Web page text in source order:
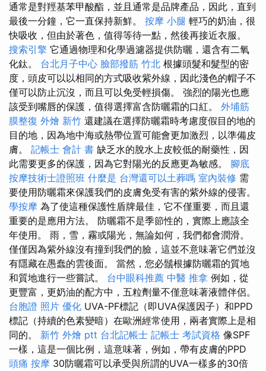
通常是對羥基苯甲酸酯，並且通常是品牌產品，因此，直到
最後一分鐘，它一直保持新鮮。 按摩 小腿 輕巧的奶油，很
快吸收，但由於著色，值得等待一點，然後再接近衣服。
搜索引擎 它通過物理和化學過濾器提供防曬，還含有二氧
化鈦。 台北月子中心 臉部撥筋 竹北 根據頭髮和髮型的密
度，頭皮可以以相同的方式吸收紫外線，因此淺色的帽子不
僅可以防止沉沒，而且可以免受輕損傷。 強烈的陽光也應
該受到嘴唇的保護，值得選擇富含防曬霜的口紅。 外埔筋
膜整復 外燴 新竹 還建議在選擇防曬霜時考慮度假目的地的
目的地，因為地中海或熱帶位置可能會更加激烈，以準備皮
膚。 記帳士 會計 書 缺乏水的脫水上皮較低的耐藥性，因
此需要更多的保護，因為它對陽光的反應更為敏感。 腳底
按摩技術士證照班 什麼是 台灣還可以土葬嗎 室內裝修 需
要使用防曬霜來保護我們的皮膚免受有害的紫外線的侵害。
學按摩 為了使這種保護性盾牌最佳，它不僅重要，而且還
重要的是應用方法。 防曬霜不是季節性的，實際上應該全
年使用。 雨，雪，霧或陽光，無論如何，我們都會潤滑。
僅僅因為紫外線沒有撞到我們的臉，這並不意味著它們並沒
有隱藏在愚蠢的雲後面。 當然，您必鬚根據防曬霜的質地
和質地進行一些嘗試。 台中眼科推薦 中醫 推拿 例如，從
更豐富，更奶油的配方中，五粒劑量不僅意味著液體伴侶。
台胞證 照片 優化 UVA-PF標記（即UVA保護因子）和PPD
標記（持續的色素變暗）在歐洲經常使用，兩者實際上是相
同的。 新竹 外燴 ptt 台北記帳士 記帳士 考試資格 像SPF
一樣，這是一個比例，這意味著，例如，帶有皮膚的PPD
頭痛 按摩 30防曬霜可以承受與所謂的UVA一樣多的30倍​​